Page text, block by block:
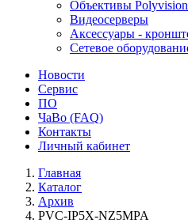
Объективы Polyvision
Видеосерверы
Аксессуары -
Сетевое
Новости
Сервис
ПО
ЧаВо (FAQ)
Контакты
Личный кабинет
Главная
Каталог
Архив
PVC-IP5X-NZ5MPA